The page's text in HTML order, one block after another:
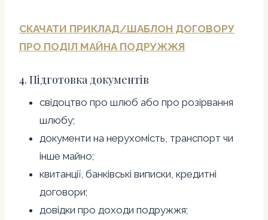
СКАЧАТИ ПРИКЛАД/ШАБЛОН ДОГОВОРУ
ПРО ПОДІЛ МАЙНА ПОДРУЖЖЯ
4. Підготовка документів
свідоцтво про шлюб або про розірвання
шлюбу;
документи на нерухомість, транспорт чи
інше майно;
квитанції, банківські виписки, кредитні
договори;
довідки про доходи подружжя;